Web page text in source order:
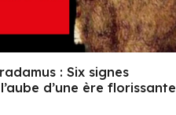
: Six signes
d’une ère florissante